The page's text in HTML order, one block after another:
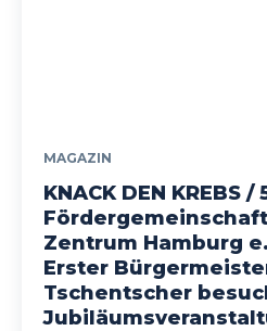
MAGAZIN
KNACK DEN KREBS /
Zentrum Hamburg
Erster
Tschentscher